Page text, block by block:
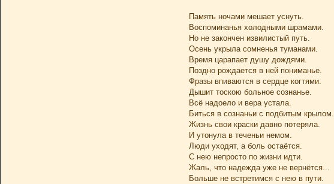
Память ночами мешает уснуть.
Воспоминанья холодными шрамами.
Но не закончен извилистый путь.
Осень укрыла сомненья туманами.
Время царапает душу дождями.
Поздно рождается в ней пониманье.
Фразы впиваются в сердце когтями.
Дышит тоскою больное сознанье.
Всё надоело и вера устала.
Биться в сознаньи с подбитым крылом.
Жизнь свои краски давно потеряла.
И утонула в теченьи немом.
Люди уходят, а боль остаётся.
С нею непросто по жизни идти.
Жаль, что надежда уже не вернётся...
Больше не встретимся с нею в пути.